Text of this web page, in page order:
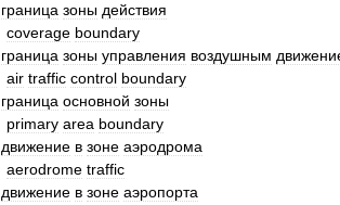
граница зоны действия
coverage boundary
граница зоны управления воздушным
air traffic control boundary
граница основной зоны
primary area boundary
движение в зоне аэродрома
aerodrome traffic
движение в зоне аэропорта